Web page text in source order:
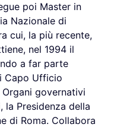
poi Master in
Nazionale di
cui, la più recente,
nel 1994 il
a far parte
Capo Ufficio
governativi
la Presidenza della
di Roma. Collabora